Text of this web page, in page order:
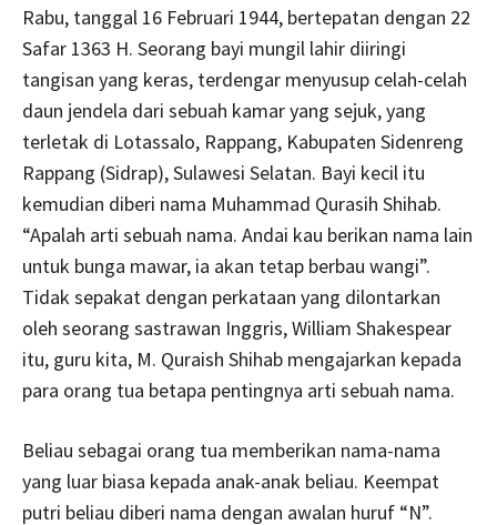
Rabu, tanggal 16 Februari 1944, bertepatan dengan 22
Safar 1363 H. Seorang bayi mungil lahir diiringi
tangisan yang keras, terdengar menyusup celah-celah
daun jendela dari sebuah kamar yang sejuk, yang
terletak di Lotassalo, Rappang, Kabupaten Sidenreng
Rappang (Sidrap), Sulawesi Selatan. Bayi kecil itu
kemudian diberi nama Muhammad Qurasih Shihab.
“Apalah arti sebuah nama. Andai kau berikan nama lain
untuk bunga mawar, ia akan tetap berbau wangi”.
Tidak sepakat dengan perkataan yang dilontarkan
oleh seorang sastrawan Inggris, William Shakespear
itu, guru kita, M. Quraish Shihab mengajarkan kepada
para orang tua betapa pentingnya arti sebuah nama.
Beliau sebagai orang tua memberikan nama-nama
yang luar biasa kepada anak-anak beliau. Keempat
putri beliau diberi nama dengan awalan huruf “N”.